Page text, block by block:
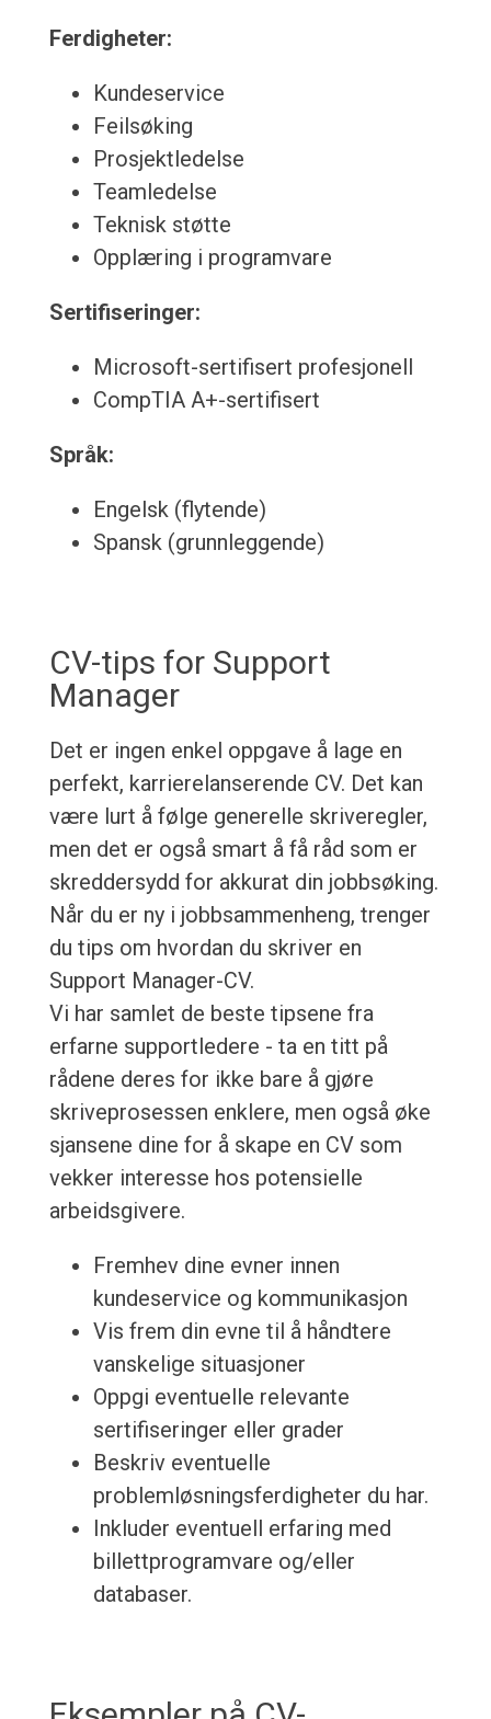
Ferdigheter:
Kundeservice
Feilsøking
Prosjektledelse
Teamledelse
Teknisk støtte
Opplæring i programvare
Sertifiseringer:
Microsoft-sertifisert profesjonell
CompTIA A+-sertifisert
Språk:
Engelsk (flytende)
Spansk (grunnleggende)
CV-tips for Support
Manager
Det er ingen enkel oppgave å lage en
perfekt, karrierelanserende CV. Det kan
være lurt å følge generelle skriveregler,
men det er også smart å få råd som er
skreddersydd for akkurat din jobbsøking.
Når du er ny i jobbsammenheng, trenger
du tips om hvordan du skriver en
Support Manager-CV.
Vi har samlet de beste tipsene fra
erfarne supportledere - ta en titt på
rådene deres for ikke bare å gjøre
skriveprosessen enklere, men også øke
sjansene dine for å skape en CV som
vekker interesse hos potensielle
arbeidsgivere.
Fremhev dine evner innen
kundeservice og kommunikasjon
Vis frem din evne til å håndtere
vanskelige situasjoner
Oppgi eventuelle relevante
sertifiseringer eller grader
Beskriv eventuelle
problemløsningsferdigheter du har.
Inkluder eventuell erfaring med
billettprogramvare og/eller
databaser.